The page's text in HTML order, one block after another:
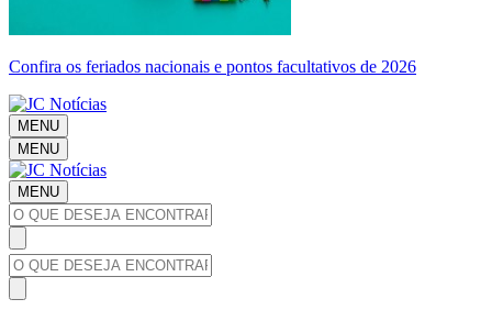
Confira os feriados nacionais e pontos facultativos de 2026
MENU
MENU
MENU